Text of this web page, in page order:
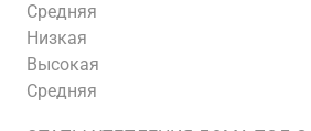
Средняя
Низкая
Высокая
Средняя